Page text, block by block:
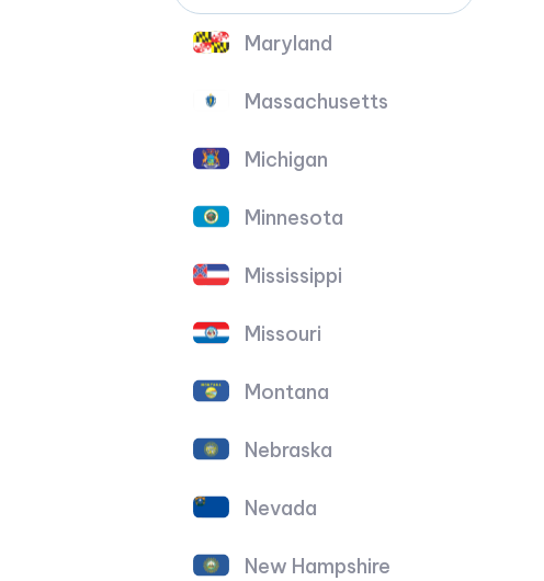
Maryland
Massachusetts
Michigan
Minnesota
Mississippi
Missouri
Montana
Nebraska
Nevada
New Hampshire